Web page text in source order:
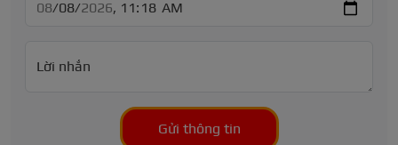
Lời nhắn
Gửi thông tin